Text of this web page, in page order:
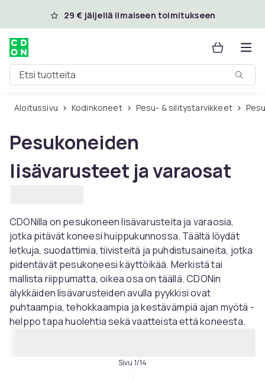
Ohita ja siirry pääsisältöön
29 € jäljellä ilmaiseen toimitukseen
Etsi tuotteita
Aloitussivu Kodinkoneet Pesu- & silitystarvikkeet
Pesukoneiden
lisävarusteet ja varaosat
CDONilla on pesukoneen lisävarusteita ja varaosia,
jotka pitävät koneesi huippukunnossa. Täältä löydät
letkuja, suodattimia, tiivisteitä ja puhdistusaineita, jotka
pidentävät pesukoneesi käyttöikää. Merkistä tai
mallista riippumatta, oikea osa on täällä. CDONin
älykkäiden lisävarusteiden avulla pyykkisi ovat
puhtaampia, tehokkaampia ja kestävämpiä ajan myötä -
helppo tapa huolehtia sekä vaatteista että koneesta.
Sivu 1/14